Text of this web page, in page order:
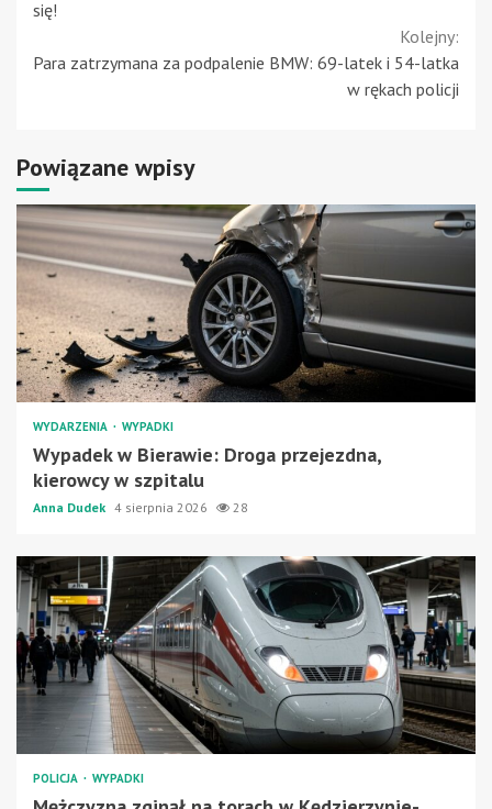
się!
Kolejny:
Para zatrzymana za podpalenie BMW: 69-latek i 54-latka
w rękach policji
Powiązane wpisy
WYDARZENIA WYPADKI
Wypadek w Bierawie: Droga przejezdna,
kierowcy w szpitalu
Anna Dudek 4 sierpnia 2026 28
POLICJA WYPADKI